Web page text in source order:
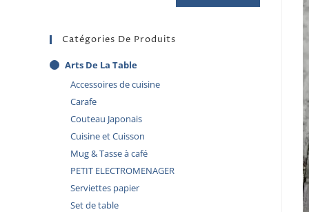
Catégories De Produits
Arts De La Table
Accessoires de cuisine
Carafe
Couteau Japonais
Cuisine et Cuisson
Mug & Tasse à café
PETIT ELECTROMENAGER
Serviettes papier
Set de table